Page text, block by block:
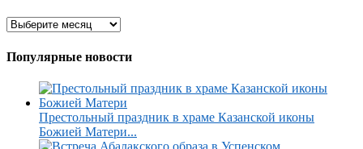
Популярные новости
Престольный праздник в храме Казанской иконы
Божией Матери...